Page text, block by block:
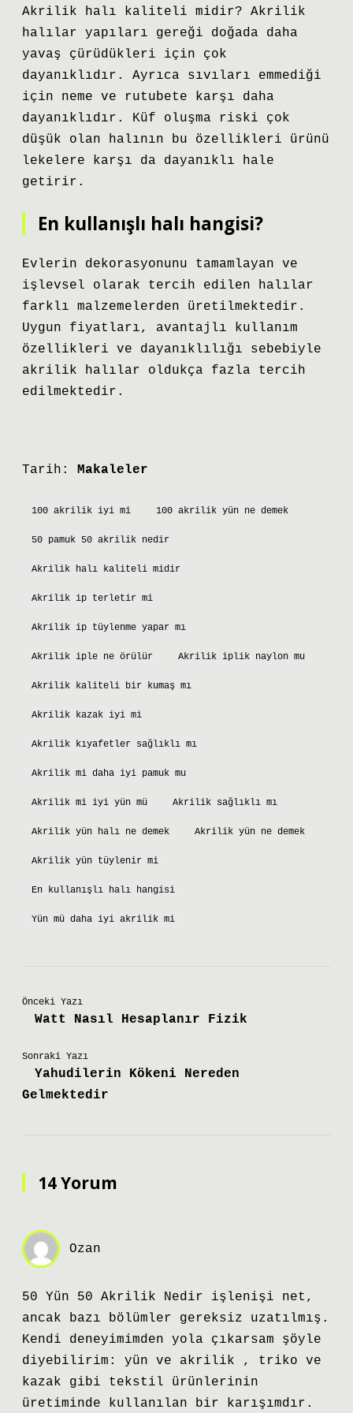
Akrilik halı kaliteli midir? Akrilik
halılar yapıları gereği doğada daha
yavaş çürüdükleri için çok
dayanıklıdır. Ayrıca sıvıları emmediği
için neme ve rutubete karşı daha
dayanıklıdır. Küf oluşma riski çok
düşük olan halının bu özellikleri ürünü
lekelere karşı da dayanıklı hale
getirir.
En kullanışlı halı hangisi?
Evlerin dekorasyonunu tamamlayan ve
işlevsel olarak tercih edilen halılar
farklı malzemelerden üretilmektedir.
Uygun fiyatları, avantajlı kullanım
özellikleri ve dayanıklılığı sebebiyle
akrilik halılar oldukça fazla tercih
edilmektedir.
Tarih: Makaleler
100 akrilik iyi mi 100 akrilik yün ne demek
50 pamuk 50 akrilik nedir
Akrilik halı kaliteli midir
Akrilik ip terletir mi
Akrilik ip tüylenme yapar mı
Akrilik iple ne örülür Akrilik iplik naylon mu
Akrilik kaliteli bir kumaş mı
Akrilik kazak iyi mi
Akrilik kıyafetler sağlıklı mı
Akrilik mi daha iyi pamuk mu
Akrilik mi iyi yün mü Akrilik sağlıklı mı
Akrilik yün halı ne demek Akrilik yün ne demek
Akrilik yün tüylenir mi
En kullanışlı halı hangisi
Yün mü daha iyi akrilik mi
Önceki Yazı
Watt Nasıl Hesaplanır Fizik
Sonraki Yazı
Yahudilerin Kökeni Nereden
Gelmektedir
14 Yorum
Ozan
50 Yün 50 Akrilik Nedir işlenişi net,
ancak bazı bölümler gereksiz uzatılmış.
Kendi deneyimimden yola çıkarsam şöyle
diyebilirim: yün ve akrilik , triko ve
kazak gibi tekstil ürünlerinin
üretiminde kullanılan bir karışımdır.